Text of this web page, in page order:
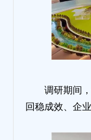
调研期间
回稳成效、企